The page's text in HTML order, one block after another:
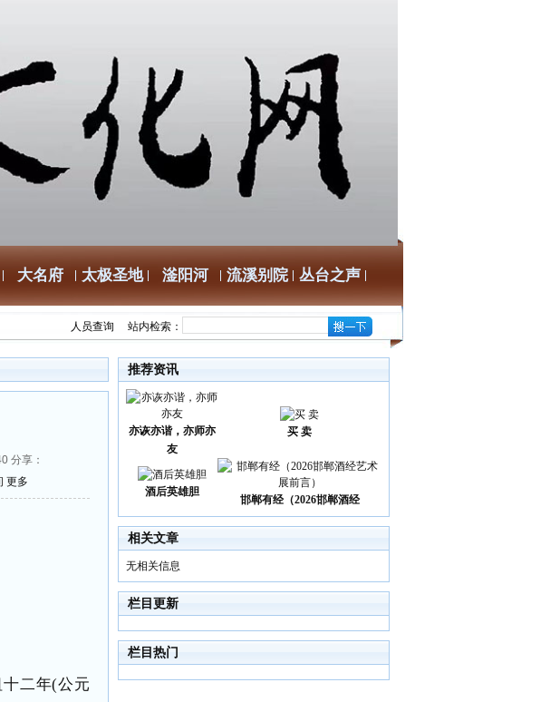
大名府 太极圣地 滏阳河 流溪别院 丛台之声
人员查询 站内检索：
分享：
更多
十二年(公元
推荐资讯
亦诙亦谐，亦师亦
友
买 卖
酒后英雄胆
邯郸有经（2026邯郸酒经
相关文章
无相关信息
栏目更新
栏目热门